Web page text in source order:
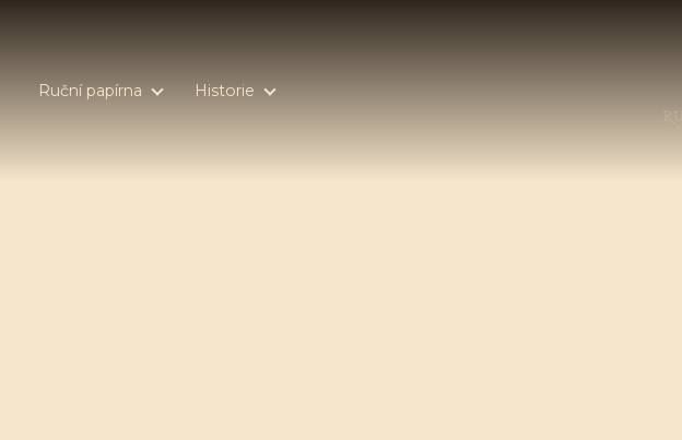
Ruční papírna Historie